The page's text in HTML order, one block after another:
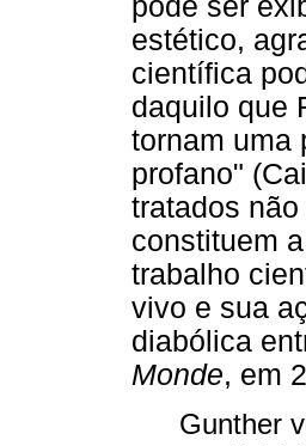
pode ser
estético,
científica
daquilo que
tornam uma
profano"
tratados
constituem
trabalho
vivo e sua
diabólica
Monde, em
Gunther